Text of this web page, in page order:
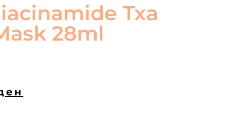
Txa
28ml